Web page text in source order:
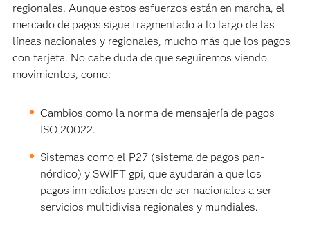
regionales. Aunque estos esfuerzos están en marcha, el
mercado de pagos sigue fragmentado a lo largo de las
líneas nacionales y regionales, mucho más que los pagos
con tarjeta. No cabe duda de que seguiremos viendo
movimientos, como:
Cambios como la norma de mensajería de pagos
ISO 20022.
Sistemas como el P27 (sistema de pagos pan-
nórdico) y SWIFT gpi, que ayudarán a que los
pagos inmediatos pasen de ser nacionales a ser
servicios multidivisa regionales y mundiales.